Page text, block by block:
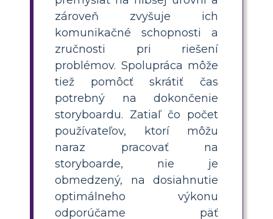
zároveň zvyšuje ich
komunikačné schopnosti a
zručnosti pri riešení
problémov. Spolupráca môže
tiež pomôcť skrátiť čas
potrebný na dokončenie
storyboardu. Zatiaľ čo počet
používateľov, ktorí môžu
naraz pracovať na
storyboarde, nie je
obmedzený, na dosiahnutie
optimálneho výkonu
odporúčame päť